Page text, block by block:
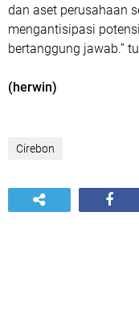
dan aset perusahaan
mengantisipasi
bertanggung jawab.”
(herwin)
Cirebon